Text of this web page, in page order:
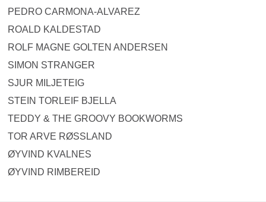
PEDRO CARMONA-ALVAREZ
ROALD KALDESTAD
ROLF MAGNE GOLTEN ANDERSEN
SIMON STRANGER
SJUR MILJETEIG
STEIN TORLEIF BJELLA
TEDDY & THE GROOVY BOOKWORMS
TOR ARVE RØSSLAND
ØYVIND KVALNES
ØYVIND RIMBEREID